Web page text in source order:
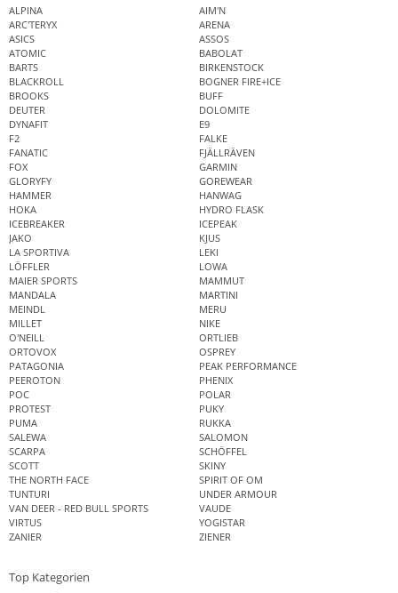
ALPINA
AIM'N
ARC'TERYX
ARENA
ASICS
ASSOS
ATOMIC
BABOLAT
BARTS
BIRKENSTOCK
BLACKROLL
BOGNER FIRE+ICE
BROOKS
BUFF
DEUTER
DOLOMITE
DYNAFIT
E9
F2
FALKE
FANATIC
FJÄLLRÄVEN
FOX
GARMIN
GLORYFY
GOREWEAR
HAMMER
HANWAG
HOKA
HYDRO FLASK
ICEBREAKER
ICEPEAK
JAKO
KJUS
LA SPORTIVA
LEKI
LÖFFLER
LOWA
MAIER SPORTS
MAMMUT
MANDALA
MARTINI
MEINDL
MERU
MILLET
NIKE
O'NEILL
ORTLIEB
ORTOVOX
OSPREY
PATAGONIA
PEAK PERFORMANCE
PEEROTON
PHENIX
POC
POLAR
PROTEST
PUKY
PUMA
RUKKA
SALEWA
SALOMON
SCARPA
SCHÖFFEL
SCOTT
SKINY
THE NORTH FACE
SPIRIT OF OM
TUNTURI
UNDER ARMOUR
VAN DEER - RED BULL SPORTS
VAUDE
VIRTUS
YOGISTAR
ZANIER
ZIENER
Top Kategorien